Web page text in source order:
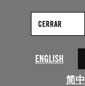
ENGLISH
简中
CERRAR
contenido